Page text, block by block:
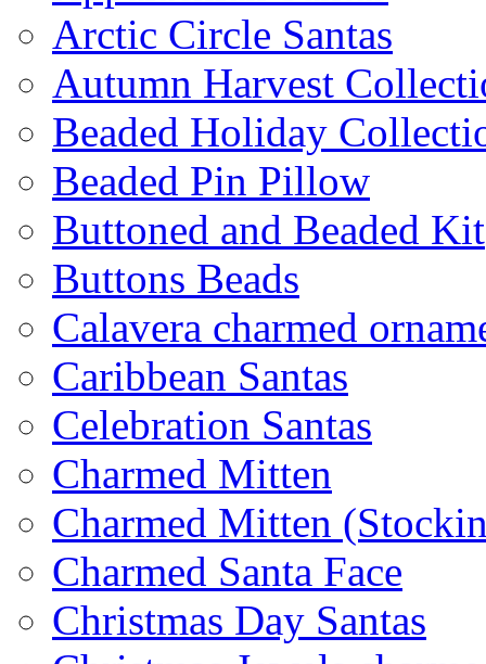
Arctic Circle Santas
Autumn Harvest
Beaded Holiday
Beaded Pin Pillow
Buttoned and Beaded Kit
Buttons Beads
Calavera charmed
Caribbean Santas
Celebration Santas
Charmed Mitten
Charmed Mitten
Charmed Santa Face
Christmas Day Santas